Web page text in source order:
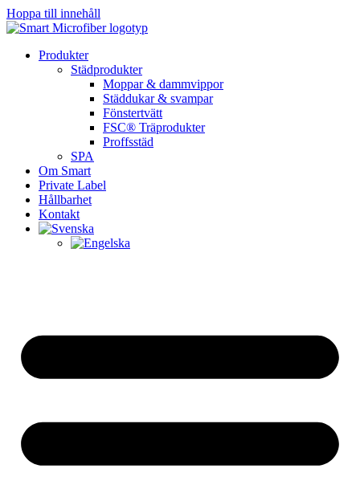
Hoppa
till
Hoppa till innehåll
Produkter
Städprodukter
Moppar & dammvippor
Städdukar & svampar
Fönstertvätt
FSC® Träprodukter
Proffsstäd
SPA
Om Smart
Private Label
Hållbarhet
Kontakt